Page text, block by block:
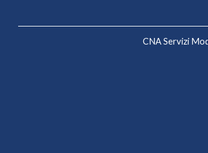
CNA Servizi